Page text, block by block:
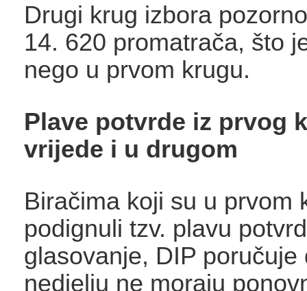
Drugi krug izbora
14. 620 promatrača, što
nego u prvom krugu.
Plave potvrde iz prvog
vrijede i u drugom
Biračima koji su u prvom
podignuli tzv. plavu
glasovanje, DIP poručuje
nedjelju ne moraju